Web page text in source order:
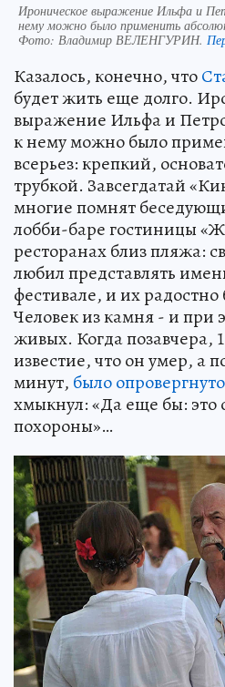
Ироническое выражение Ильфа и
нему можно было применить
Фото: Владимир ВЕЛЕНГУРИН.
Казалось, конечно, что
будет жить еще долго.
выражение Ильфа и
к нему можно было
всерьез: крепкий,
трубкой. Завсегдатай
многие помнят
лобби-баре гостиницы
ресторанах близ пляжа:
любил представлять
фестивале, и их
Человек из камня - и при
живых. Когда
известие, что он умер, а
минут, было
хмыкнул: «Да еще бы:
похороны»…